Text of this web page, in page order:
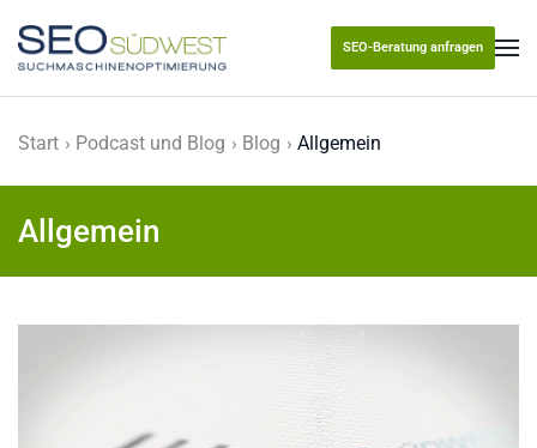
Skip to main content
SEO-Beratung anfragen
Start Podcast und Blog Blog Allgemein
Allgemein